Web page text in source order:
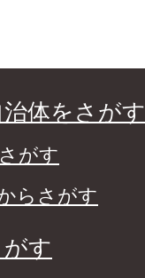
体をさがす
がす
らさがす
す